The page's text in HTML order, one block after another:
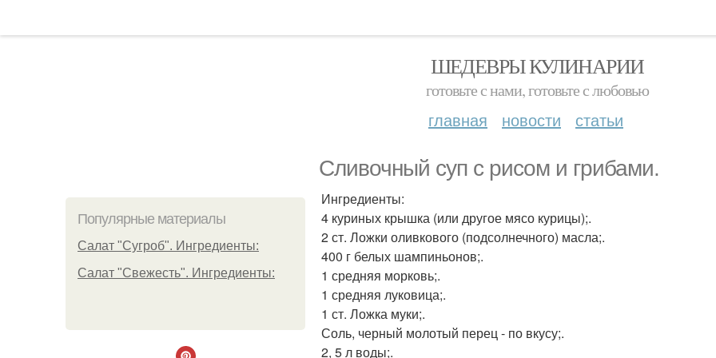
ШЕДЕВРЫ КУЛИНАРИИ
готовьте с нами, готовьте с любовью
главная новости статьи
Сливочный суп с рисом и грибами.
Популярные материалы
Салат "Сугроб". Ингредиенты:
Салат "Свежесть". Ингредиенты:
Ингредиенты:
4 куриных крышка (или другое мясо курицы);.
2 ст. Ложки оливкового (подсолнечного) масла;.
400 г белых шампиньонов;.
1 средняя морковь;.
1 средняя луковица;.
1 ст. Ложка муки;.
Соль, черный молотый перец - по вкусу;.
2, 5 л воды;.